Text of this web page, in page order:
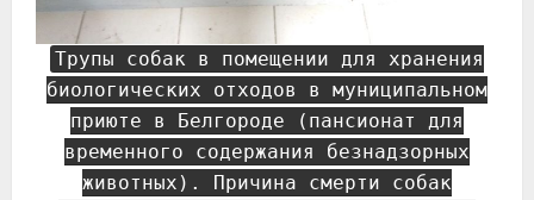
Трупы собак в помещении для хранения
биологических отходов в муниципальном
приюте в Белгороде (пансионат для
временного содержания безнадзорных
животных). Причина смерти собак